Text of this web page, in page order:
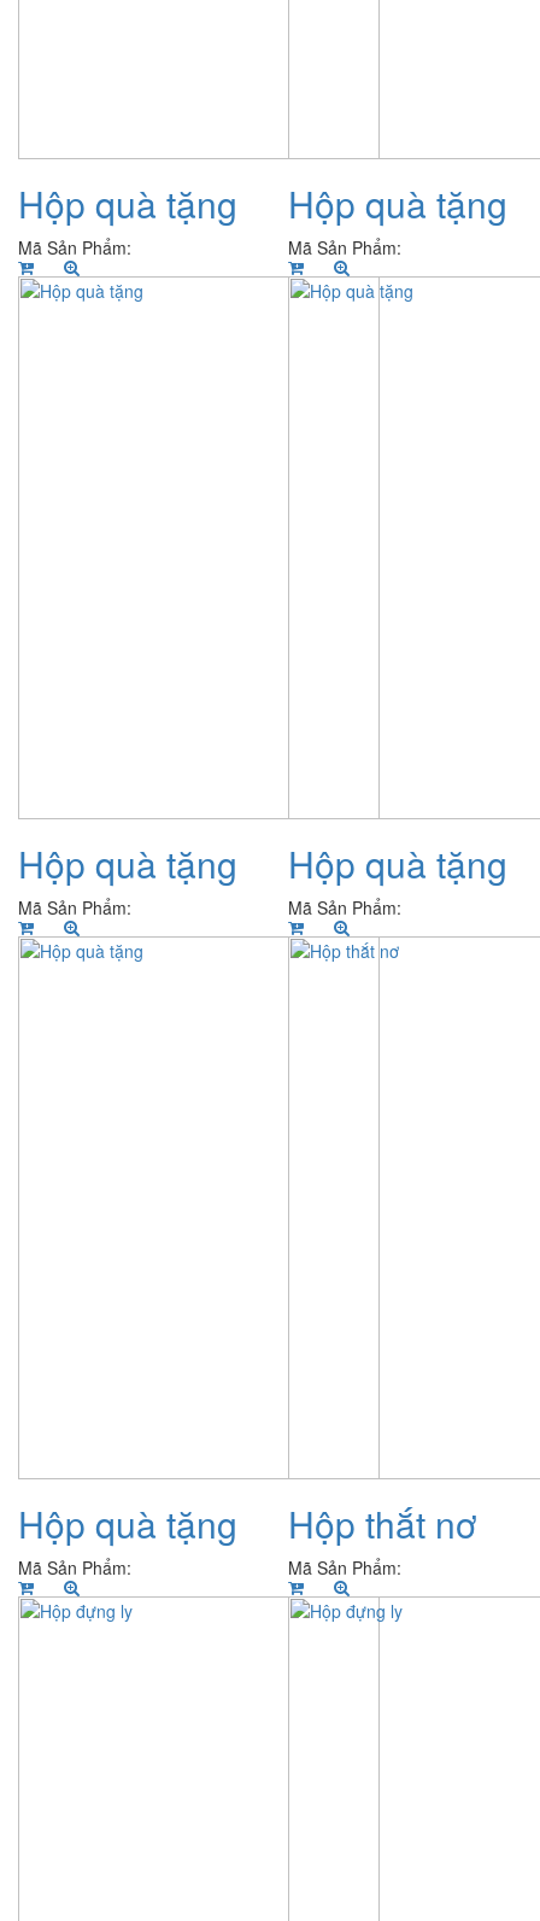
Hộp quà tặng
Mã Sản Phẩm:
Hộp quà tặng
Mã Sản Phẩm:
Hộp quà tặng
Mã Sản Phẩm:
Hộp quà tặng
Mã Sản Phẩm:
Hộp quà tặng
Mã Sản Phẩm:
Hộp thắt nơ
Mã Sản Phẩm: